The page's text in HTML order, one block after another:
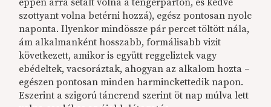
éppen arra sétált volna a tengerparton, és kedve
szottyant volna betérni hozzá), egész pontosan nyolc
naponta. Ilyenkor mindössze pár percet töltött nála,
ám alkalmanként hosszabb, formálisabb vizit
következett, amikor is együtt reggeliztek vagy
ebédeltek, vacsoráztak, ahogyan az alkalom hozta –
egészen pontosan minden harminckettedik napon.
Eszerint a szigorú táncrend szerint öt nap múlva lett